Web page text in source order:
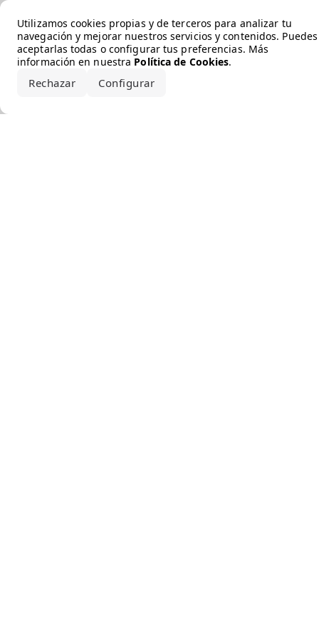
Utilizamos cookies propias y de terceros para analizar tu
navegación y mejorar nuestros servicios y contenidos. Puedes
aceptarlas todas o configurar tus preferencias. Más
información en nuestra Política de Cookies.
Rechazar Configurar
Error loading the brand